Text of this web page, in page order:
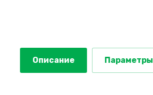
Описание Параметры